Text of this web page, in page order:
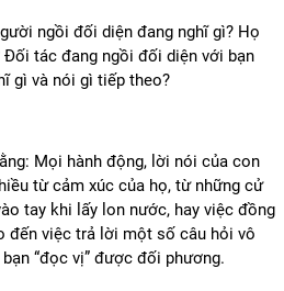
ngồi đối diện đang nghĩ gì? Họ
tác đang ngồi đối diện với bạn
gì và nói gì tiếp theo?
Mọi hành động, lời nói của con
từ cảm xúc của họ, từ những cử
tay khi lấy lon nước, hay việc đồng
đến việc trả lời một số câu hỏi vô
“đọc vị” được đối phương.